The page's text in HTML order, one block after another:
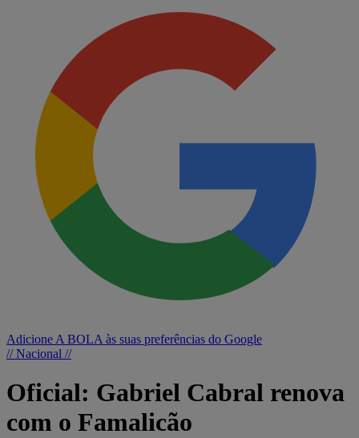
Adicione A BOLA às suas preferências do Google
// Nacional //
Oficial: Gabriel Cabral renova
com o Famalicão